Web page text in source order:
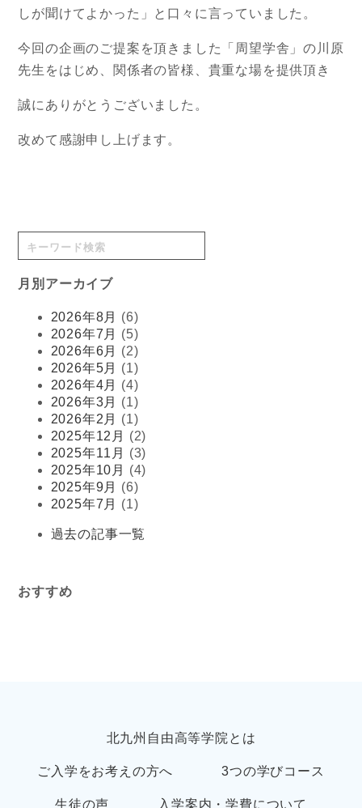
しが聞けてよかった」と口々に言っていました。
今回の企画のご提案を頂きました「周望学舎」の川原
先生をはじめ、関係者の皆様、貴重な場を提供頂き
誠にありがとうございました。
改めて感謝申し上げます。
月別アーカイブ
2026年8月
(6)
2026年7月
(5)
2026年6月
(2)
2026年5月
(1)
2026年4月
(4)
2026年3月
(1)
2026年2月
(1)
2025年12月
(2)
2025年11月
(3)
2025年10月
(4)
2025年9月
(6)
2025年7月
(1)
過去の記事一覧
おすすめ
北九州自由高等学院とは
ご入学をお考えの方へ 3つの学びコース
生徒の声 入学案内・学費について